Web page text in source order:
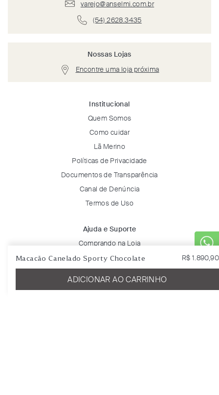
Macacão Canelado Sporty Chocolate R$ 1 .890,90
ADICIONAR AO CARRINHO
varejo@anselmi.com.br
(54) 2628.3435
Nossas Lojas
Encontre uma loja próxima
Institucional
Quem Somos
Como cuidar
Lã Merino
Políticas de Privacidade
Documentos de Transparência
Canal de Denúncia
Termos de Uso
Ajuda e Suporte
Comprando na Loja
Canais de Atendimento